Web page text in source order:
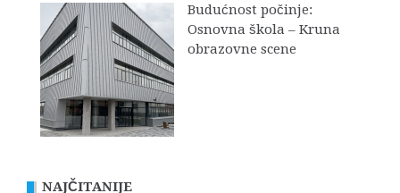
Budućnost počinje:
Osnovna škola – Kruna
obrazovne scene
NAJČITANIJE